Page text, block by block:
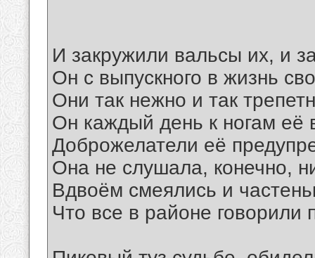
И закружили вальсы их, и
Он с выпускного в жизнь
Они так нежно и так
Он каждый день к ногам её
Доброжелатели её
Она не слушала, конечно,
Вдвоём смеялись и
Что все в районе говорили